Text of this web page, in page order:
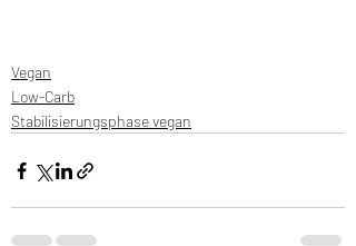
Vegan
Low-Carb
Stabilisierungsphase vegan